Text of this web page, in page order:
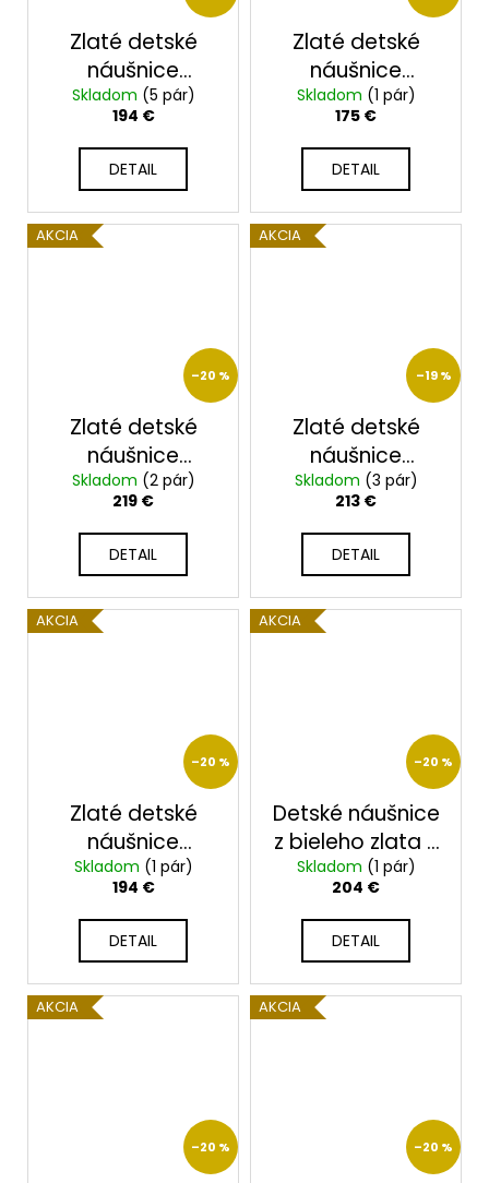
Zlaté detské
náušnice
2326/B/X
Skladom (5 pár)
194 €
DETAIL
Zlaté detské
náušnice
2344/B/B
Skladom (1 pár)
175 €
DETAIL
AKCIA
–20 %
Zlaté detské
náušnice
2322/B/R
Skladom (2 pár)
219 €
DETAIL
AKCIA
–19 %
Zlaté detské
náušnice
2390/B/XC
Skladom (3 pár)
213 €
DETAIL
AKCIA
–20 %
Zlaté detské
náušnice
2374/B/X
Skladom (1 pár)
194 €
DETAIL
AKCIA
–20 %
Detské náušnice
z bieleho zlata s
čírymi a
modrými
zirkónmi 2351
Skladom (1 pár)
204 €
DETAIL
AKCIA
–20 %
AKCIA
–20 %